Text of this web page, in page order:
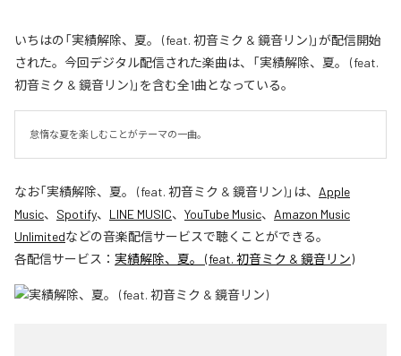
いちはの「実績解除、夏。 (feat. 初音ミク & 鏡音リン)」が配信開始
された。今回デジタル配信された楽曲は、「実績解除、夏。 (feat.
初音ミク & 鏡音リン)」を含む全1曲となっている。
怠惰な夏を楽しむことがテーマの一曲。
なお「実績解除、夏。 (feat. 初音ミク & 鏡音リン)」は、 Apple
Music、 Spotify、 LINE MUSIC、 YouTube Music、 Amazon Music
Unlimitedなどの音楽配信サービスで聴くことができる。
各配信サービス： 実績解除、夏。 (feat. 初音ミク & 鏡音リン)